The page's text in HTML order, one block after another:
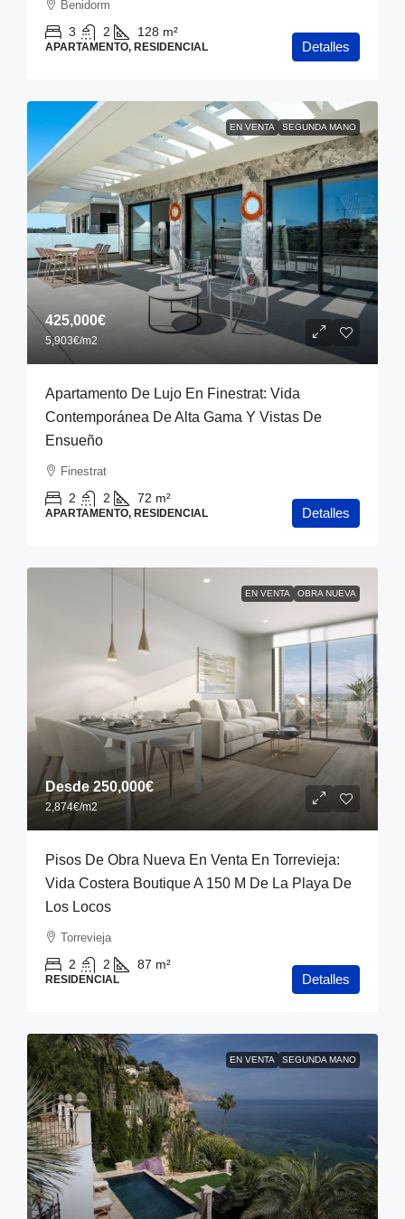
Benidorm
3 2 128 m²
APARTAMENTO, RESIDENCIAL Detalles
EN VENTA SEGUNDA MANO
425,000€
5,903€/m2
Apartamento De Lujo En Finestrat: Vida
Contemporánea De Alta Gama Y Vistas De
Ensueño
Finestrat
2 2 72 m²
APARTAMENTO, RESIDENCIAL Detalles
EN VENTA OBRA NUEVA
Desde250,000€
2,874€/m2
Pisos De Obra Nueva En Venta En Torrevieja:
Vida Costera Boutique A 150 M De La Playa De
Los Locos
Torrevieja
2 2 87 m²
RESIDENCIAL Detalles
EN VENTA SEGUNDA MANO